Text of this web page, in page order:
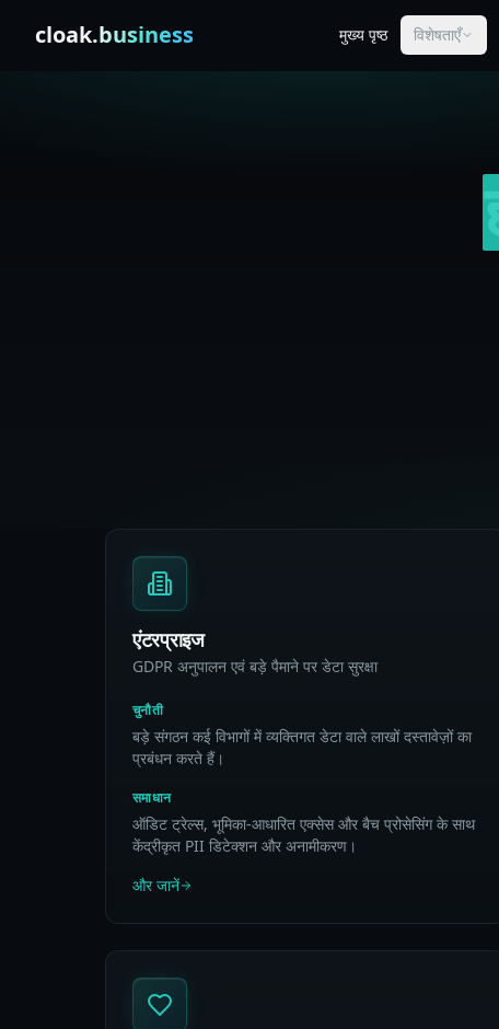
cloak.business मुख्य पृष्ठ विशेषताएँ
एंटरप्राइज
GDPR अनुपालन एवं बड़े पैमाने पर डेटा सुरक्षा
चुनौती
बड़े संगठन कई विभागों में व्यक्तिगत डेटा वाले लाखों दस्तावेज़ों का
प्रबंधन करते हैं।
समाधान
ऑडिट ट्रेल्स, भूमिका-आधारित एक्सेस और बैच प्रोसेसिंग के साथ
केंद्रीकृत PII डिटेक्शन और अनामीकरण।
और जानें